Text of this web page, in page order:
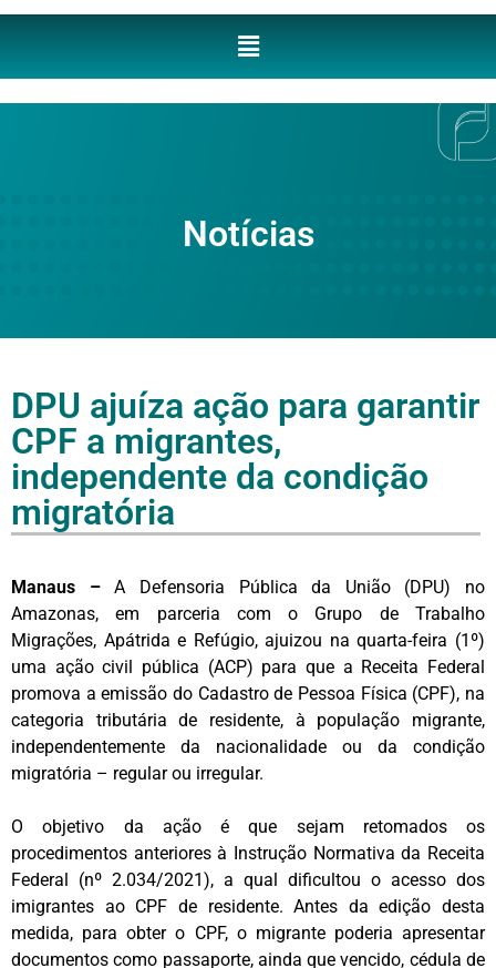
Notícias
DPU ajuíza ação para garantir
CPF a migrantes,
independente da condição
migratória
Manaus –A Defensoria Pública da União (DPU) no
Amazonas, em parceria com o Grupo de Trabalho
Migrações, Apátrida e Refúgio, ajuizou na quarta-feira (1º)
uma ação civil pública (ACP) para que a Receita Federal
promova a emissão do Cadastro de Pessoa Física (CPF), na
categoria tributária de residente, à população migrante,
independentemente da nacionalidade ou da condição
migratória – regular ou irregular.
O objetivo da ação é que sejam retomados os
procedimentos anteriores à Instrução Normativa da Receita
Federal (nº 2.034/2021), a qual dificultou o acesso dos
imigrantes ao CPF de residente. Antes da edição desta
medida, para obter o CPF, o migrante poderia apresentar
documentos como passaporte, ainda que vencido, cédula de